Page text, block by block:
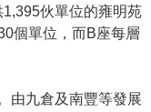
伙單位的雍明苑
個單位，而B座每層
由九倉及南豐等發展